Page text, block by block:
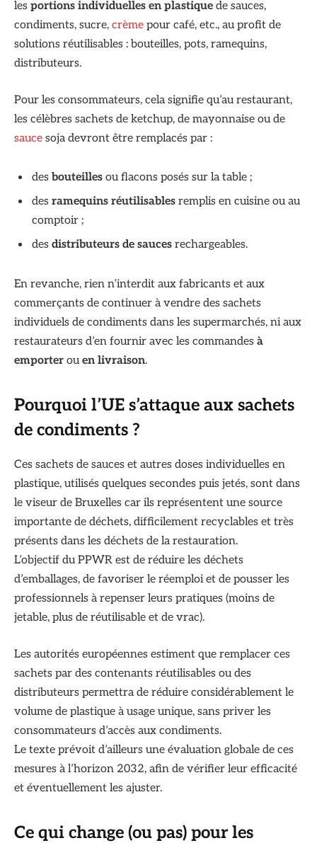
les portions individuelles en plastique de sauces,
condiments, sucre, crème pour café, etc., au profit de
solutions réutilisables : bouteilles, pots, ramequins,
distributeurs.
Pour les consommateurs, cela signifie qu’au restaurant,
les célèbres sachets de ketchup, de mayonnaise ou de
sauce soja devront être remplacés par :
des bouteilles ou flacons posés sur la table ;
des ramequins réutilisables remplis en cuisine ou au
comptoir ;
des distributeurs de sauces rechargeables.
En revanche, rien n’interdit aux fabricants et aux
commerçants de continuer à vendre des sachets
individuels de condiments dans les supermarchés, ni aux
restaurateurs d’en fournir avec les commandes à
emporter ou en livraison.
Pourquoi l’UE s’attaque aux sachets
de condiments ?
Ces sachets de sauces et autres doses individuelles en
plastique, utilisés quelques secondes puis jetés, sont dans
le viseur de Bruxelles car ils représentent une source
importante de déchets, difficilement recyclables et très
présents dans les déchets de la restauration.
L’objectif du PPWR est de réduire les déchets
d’emballages, de favoriser le réemploi et de pousser les
professionnels à repenser leurs pratiques (moins de
jetable, plus de réutilisable et de vrac).
Les autorités européennes estiment que remplacer ces
sachets par des contenants réutilisables ou des
distributeurs permettra de réduire considérablement le
volume de plastique à usage unique, sans priver les
consommateurs d’accès aux condiments.
Le texte prévoit d’ailleurs une évaluation globale de ces
mesures à l’horizon 2032, afin de vérifier leur efficacité
et éventuellement les ajuster.
Ce qui change (ou pas) pour les